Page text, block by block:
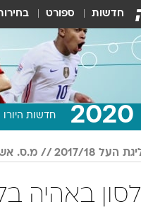
חדשות ספורט
חדשות היורו
העל 2017/18 מ.ס.
באהיה בליגת העל